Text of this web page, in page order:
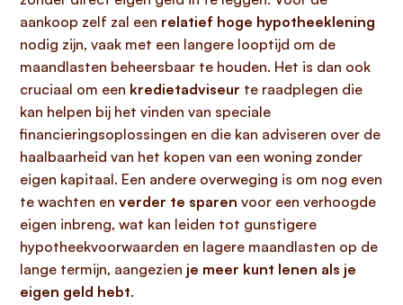
aankoop zelf zal een relatief hoge hypotheeklening
nodig zijn, vaak met een langere looptijd om de
maandlasten beheersbaar te houden. Het is dan ook
cruciaal om een kredietadviseur te raadplegen die
kan helpen bij het vinden van speciale
financieringsoplossingen en die kan adviseren over de
haalbaarheid van het kopen van een woning zonder
eigen kapitaal. Een andere overweging is om nog even
te wachten en verder te sparen voor een verhoogde
eigen inbreng, wat kan leiden tot gunstigere
hypotheekvoorwaarden en lagere maandlasten op de
lange termijn, aangezien je meer kunt lenen als je
eigen geld hebt.